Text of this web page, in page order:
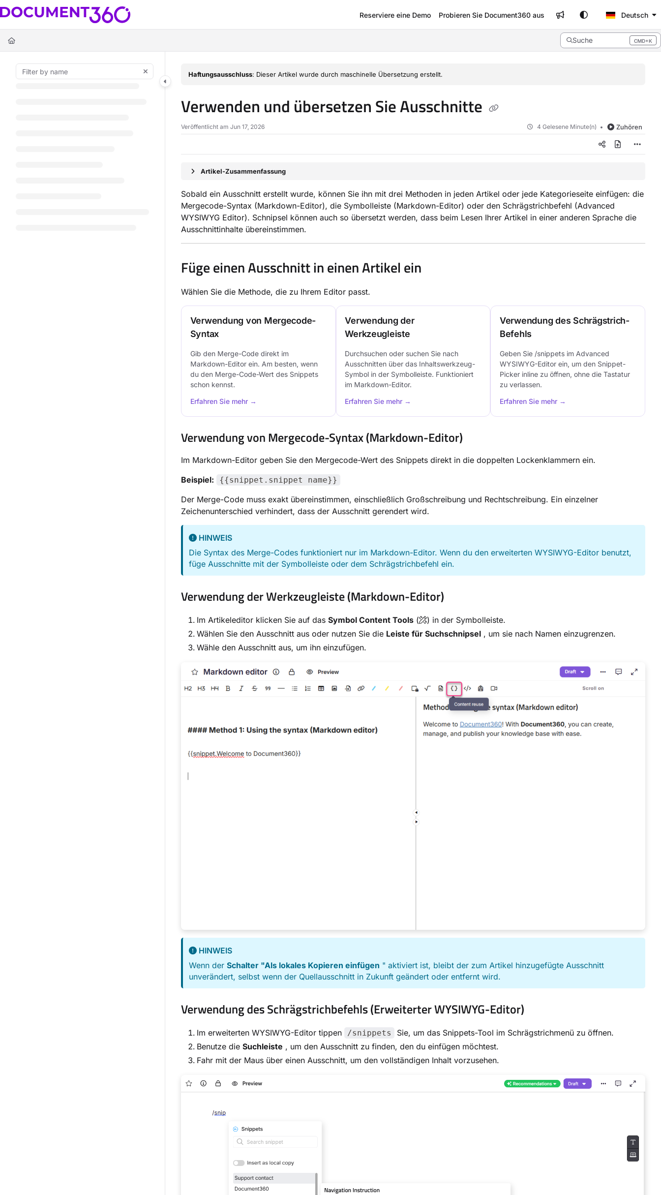
Documentation Index
Fetch the complete documentation index at:
Use this file to discover all available pages before exploring further.
Reserviere eine Demo Probieren Sie Document360 aus Deutsch
Suche CMD+K
Press CMD+K to open search
Haftungsausschluss: Dieser Artikel wurde durch maschinelle Übersetzung erstellt.
Verwenden und übersetzen Sie Ausschnitte
Veröffentlicht am Jun 17, 2026 4 Gelesene Minute(n) Zuhören
Artikel-Zusammenfassung
Sobald ein Ausschnitt erstellt wurde, können Sie ihn mit drei Methoden in jeden Artikel oder jede Kategorieseite einfügen: die
Mergecode-Syntax (Markdown-Editor), die Symbolleiste (Markdown-Editor) oder den Schrägstrichbefehl (Advanced
WYSIWYG Editor). Schnipsel können auch so übersetzt werden, dass beim Lesen Ihrer Artikel in einer anderen Sprache die
Ausschnittinhalte übereinstimmen.
Füge einen Ausschnitt in einen Artikel ein
Wählen Sie die Methode, die zu Ihrem Editor passt.
Verwendung von Mergecode-
Syntax
Gib den Merge-Code direkt im
Markdown-Editor ein. Am besten, wenn
du den Merge-Code-Wert des Snippets
schon kennst.
Erfahren Sie mehr →
Verwendung der
Werkzeugleiste
Durchsuchen oder suchen Sie nach
Ausschnitten über das Inhaltswerkzeug-
Symbol in der Symbolleiste. Funktioniert
im Markdown-Editor.
Erfahren Sie mehr →
Verwendung des Schrägstrich-
Befehls
Geben Sie /snippets im Advanced
WYSIWYG-Editor ein, um den Snippet-
Picker inline zu öffnen, ohne die Tastatur
zu verlassen.
Erfahren Sie mehr →
Verwendung von Mergecode-Syntax (Markdown-Editor)
Im Markdown-Editor geben Sie den Mergecode-Wert des Snippets direkt in die doppelten Lockenklammern ein.
Beispiel:
{{snippet.snippet name}}
Der Merge-Code muss exakt übereinstimmen, einschließlich Großschreibung und Rechtschreibung. Ein einzelner
Zeichenunterschied verhindert, dass der Ausschnitt gerendert wird.
HINWEIS
Die Syntax des Merge-Codes funktioniert nur im Markdown-Editor. Wenn du den erweiterten WYSIWYG-Editor benutzt,
füge Ausschnitte mit der Symbolleiste oder dem Schrägstrichbefehl ein.
Verwendung der Werkzeugleiste (Markdown-Editor)
Im Artikeleditor klicken Sie auf das Symbol Content Tools (
) in der Symbolleiste.
Wählen Sie den Ausschnitt aus oder nutzen Sie die Leiste für Suchschnipsel , um sie nach Namen einzugrenzen.
Wähle den Ausschnitt aus, um ihn einzufügen.
HINWEIS
Wenn der Schalter "Als lokales Kopieren einfügen " aktiviert ist, bleibt der zum Artikel hinzugefügte Ausschnitt
unverändert, selbst wenn der Quellausschnitt in Zukunft geändert oder entfernt wird.
Verwendung des Schrägstrichbefehls (Erweiterter WYSIWYG-Editor)
Im erweiterten WYSIWYG-Editor tippen /snippets
Sie, um das Snippets-Tool im Schrägstrichmenü zu öffnen.
Benutze die Suchleiste , um den Ausschnitt zu finden, den du einfügen möchtest.
Fahr mit der Maus über einen Ausschnitt, um den vollständigen Inhalt vorzusehen.